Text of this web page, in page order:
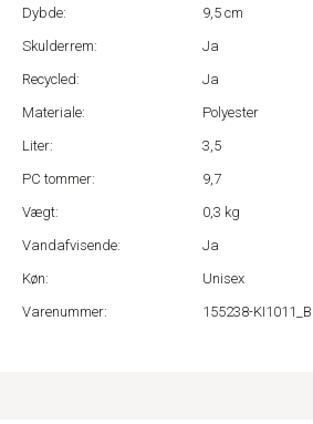
Dybde:
9,5 cm
Skulderrem:
Ja
Recycled:
Ja
Materiale:
Polyester
Liter:
3,5
PC tommer:
9,7
Vægt:
0,3 kg
Vandafvisende:
Ja
Køn:
Unisex
Varenummer:
155238-